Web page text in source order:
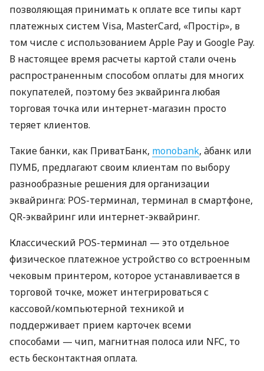
позволяющая принимать к оплате все типы карт
платежных систем Visa, MasterCard, «Простір», в
том числе с использованием Apple Pay и Google Pay.
В настоящее время расчеты картой стали очень
распространенным способом оплаты для многих
покупателей, поэтому без эквайринга любая
торговая точка или интернет-магазин просто
теряет клиентов.
Такие банки, как ПриватБанк, monobank, àбанк или
ПУМБ, предлагают своим клиентам по выбору
разнообразные решения для организации
эквайринга: POS-терминал, терминал в смартфоне,
QR-эквайринг или интернет-эквайринг.
Классический POS-терминал — это отдельное
физическое платежное устройство со встроенным
чековым принтером, которое устанавливается в
торговой точке, может интегрироваться с
кассовой/компьютерной техникой и
поддерживает прием карточек всеми
способами — чип, магнитная полоса или NFC, то
есть бесконтактная оплата.